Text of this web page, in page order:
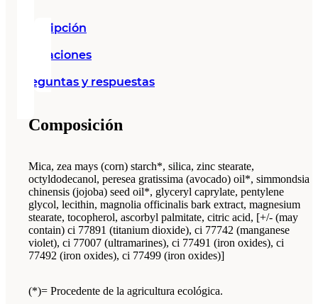
Descripción
Valoraciones
Preguntas y respuestas
Composición
Mica, zea mays (corn) starch*, silica, zinc stearate,
octyldodecanol, peresea gratissima (avocado) oil*, simmondsia
chinensis (jojoba) seed oil*, glyceryl caprylate, pentylene
glycol, lecithin, magnolia officinalis bark extract, magnesium
stearate, tocopherol, ascorbyl palmitate, citric acid, [+/- (may
contain) ci 77891 (titanium dioxide), ci 77742 (manganese
violet), ci 77007 (ultramarines), ci 77491 (iron oxides), ci
77492 (iron oxides), ci 77499 (iron oxides)]
(*)= Procedente de la agricultura ecológica.